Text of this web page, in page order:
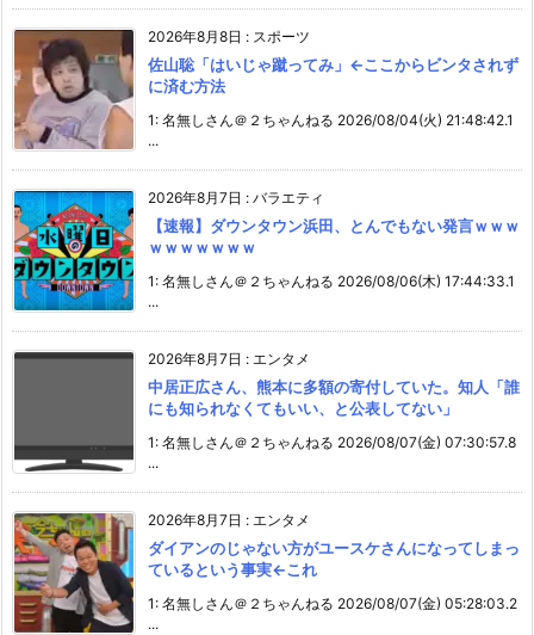
2026年8月8日 : スポーツ
佐山聡「はいじゃ蹴ってみ」←ここからビンタされず
に済む方法
1: 名無しさん＠２ちゃんねる 2026/08/04(火) 21:48:42.1
...
2026年8月7日 : バラエティ
【速報】ダウンタウン浜田、とんでもない発言ｗｗｗ
ｗｗｗｗｗｗｗ
1: 名無しさん＠２ちゃんねる 2026/08/06(木) 17:44:33.1
...
2026年8月7日 : エンタメ
中居正広さん、熊本に多額の寄付していた。知人「誰
にも知られなくてもいい、と公表してない」
1: 名無しさん＠２ちゃんねる 2026/08/07(金) 07:30:57.8
...
2026年8月7日 : エンタメ
ダイアンのじゃない方がユースケさんになってしまっ
ているという事実←これ
1: 名無しさん＠２ちゃんねる 2026/08/07(金) 05:28:03.2
...